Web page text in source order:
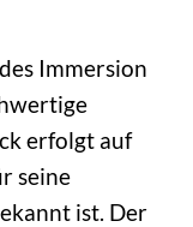
Immersion
erfolgt auf
seine
ist. Der